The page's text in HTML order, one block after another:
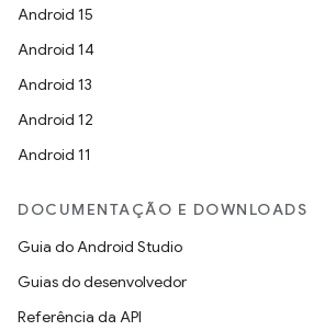
Android 15
Android 14
Android 13
Android 12
Android 11
DOCUMENTAÇÃO E DOWNLOADS
Guia do Android Studio
Guias do desenvolvedor
Referência da API